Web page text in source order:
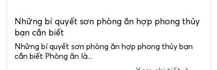
Những bí quyết sơn phòng ăn hợp phong thủy
bạn cần biết
Những bí quyết sơn phòng ăn hợp phong thủy bạn
cần biết Phòng ăn là...